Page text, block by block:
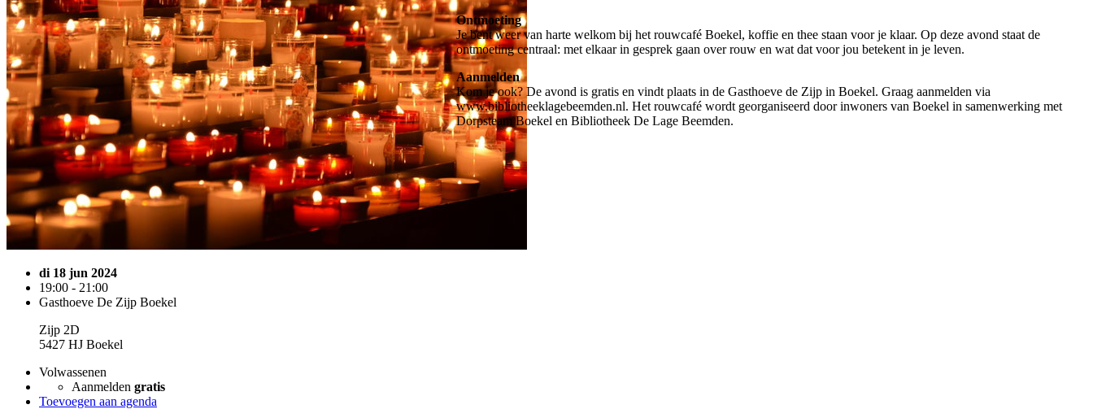
di 18 jun 2024
19:00 - 21:00
Gasthoeve De Zijp Boekel
Zijp 2D
5427 HJ Boekel
Volwassenen
Aanmelden gratis
Toevoegen aan agenda
Ontmoeting
Je bent weer van harte welkom bij het rouwcafé Boekel, koffie en thee staan voor je klaar. Op deze avond staat de
ontmoeting centraal: met elkaar in gesprek gaan over rouw en wat dat voor jou betekent in je leven.
Aanmelden
Kom je ook? De avond is gratis en vindt plaats in de Gasthoeve de Zijp in Boekel. Graag aanmelden via
www.bibliotheeklagebeemden.nl. Het rouwcafé wordt georganiseerd door inwoners van Boekel in samenwerking met
Dorpsteam Boekel en Bibliotheek De Lage Beemden.